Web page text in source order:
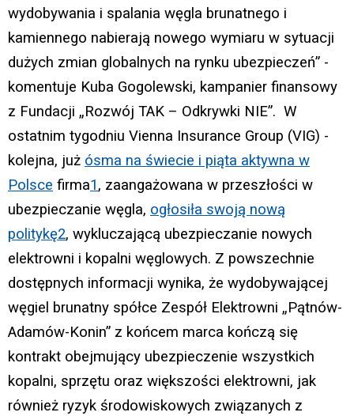
wydobywania i spalania węgla brunatnego i
kamiennego nabierają nowego wymiaru w sytuacji
dużych zmian globalnych na rynku ubezpieczeń” -
komentuje Kuba Gogolewski, kampanier finansowy
z Fundacji „Rozwój TAK – Odkrywki NIE”. W
ostatnim tygodniu Vienna Insurance Group (VIG) -
kolejna, już ósma na świecie i piąta aktywna w
Polsce firma1, zaangażowana w przeszłości w
ubezpieczanie węgla, ogłosiła swoją nową
politykę2, wykluczającą ubezpieczanie nowych
elektrowni i kopalni węglowych. Z powszechnie
dostępnych informacji wynika, że wydobywającej
węgiel brunatny spółce Zespół Elektrowni „Pątnów-
Adamów-Konin” z końcem marca kończą się
kontrakt obejmujący ubezpieczenie wszystkich
kopalni, sprzętu oraz większości elektrowni, jak
również ryzyk środowiskowych związanych z